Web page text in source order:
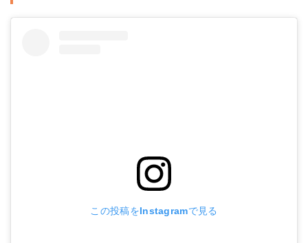
この投稿をInstagramで見る